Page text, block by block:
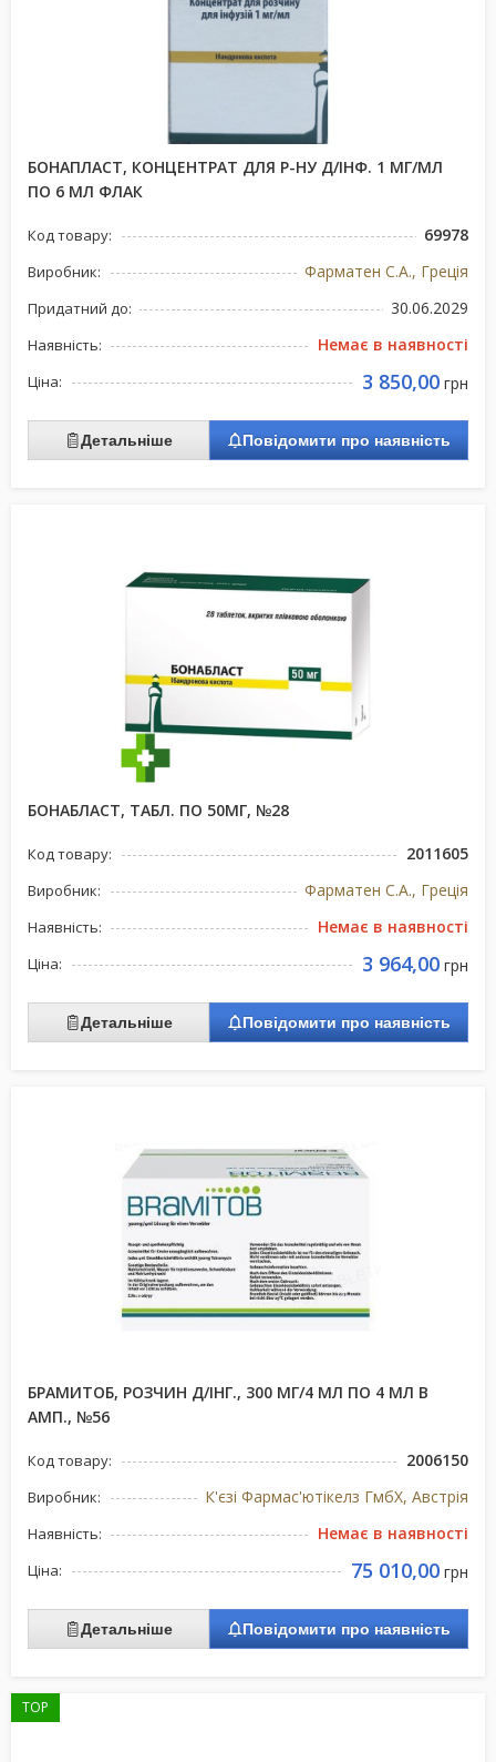
БОНАПЛАСТ, КОНЦЕНТРАТ ДЛЯ Р-НУ Д/ІНФ. 1 МГ/МЛ
ПО 6 МЛ ФЛАК
Код товару: 69978
Виробник: Фарматен С.А., Греція
Придатний до: 30.06.2029
Наявність: Немає в наявності
Ціна: 3 850,00 грн
Детальніше Повідомити про наявність
БОНАБЛАСТ, ТАБЛ. ПО 50МГ, №28
Код товару: 2011605
Виробник: Фарматен С.А., Греція
Наявність: Немає в наявності
Ціна: 3 964,00 грн
Детальніше Повідомити про наявність
БРАМИТОБ, РОЗЧИН Д/ІНГ., 300 МГ/4 МЛ ПО 4 МЛ В
АМП., №56
Код товару: 2006150
Виробник: К'єзі Фармас'ютікелз ГмбХ, Австрія
Наявність: Немає в наявності
Ціна: 75 010,00 грн
Детальніше Повідомити про наявність
TOP